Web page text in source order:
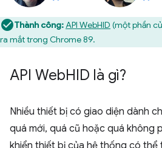
Thành công:API WebHID (một phần
ra mắt trong Chrome 89.
API WebHID là gì?
Nhiều thiết bị có giao diện dành
quá mới, quá cũ hoặc quá không
khiển thiết bị của hệ thống có thể